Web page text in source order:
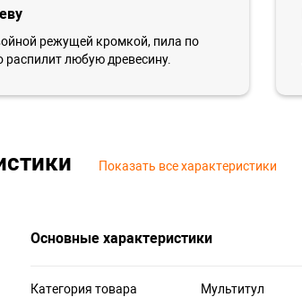
режущей кромкой, пила по
распилит любую древесину.
Показать все характеристики
Основные характеристики
Категория товара Мультитул